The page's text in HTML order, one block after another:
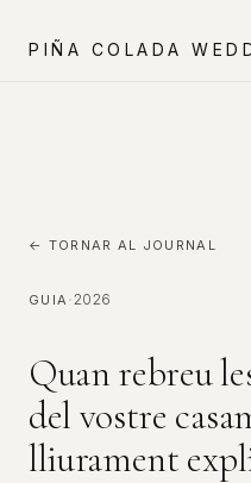
PIÑA COLADA
← TORNAR AL JOURNAL
GUIA ·2026
Quan rebreu
del vostre
lliurament